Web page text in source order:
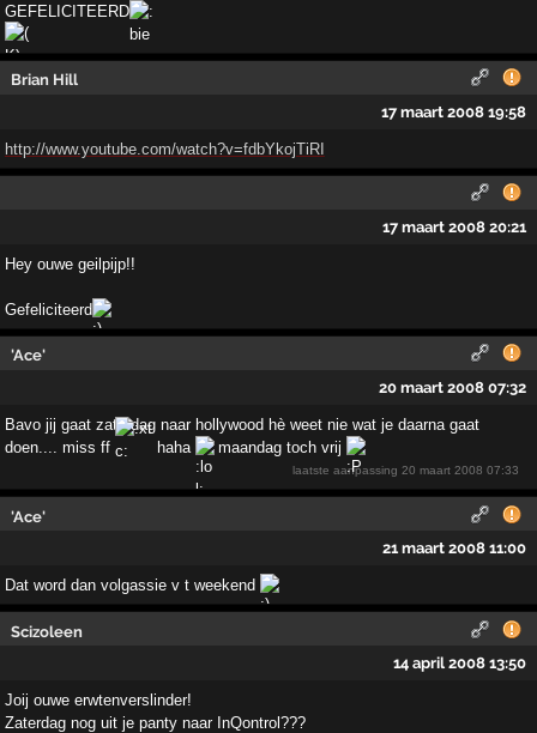
GEFELICITEERD
Brian Hill
17 maart 2008 19:58
http://www.youtube.com/watch?v=fdbYkojTiRI
17 maart 2008 20:21
Hey ouwe geilpijp!!
Gefeliciteerd
'Ace'
20 maart 2008 07:32
Bavo jij gaat zaterdag naar hollywood hè weet nie wat je daarna gaat
doen.... miss ff
haha maandag toch vrij
laatste aanpassing20 maart 2008 07:33
'Ace'
21 maart 2008 11:00
Dat word dan volgassie v t weekend
Scizoleen
14 april 2008 13:50
Joij ouwe erwtenverslinder!
Zaterdag nog uit je panty naar InQontrol???